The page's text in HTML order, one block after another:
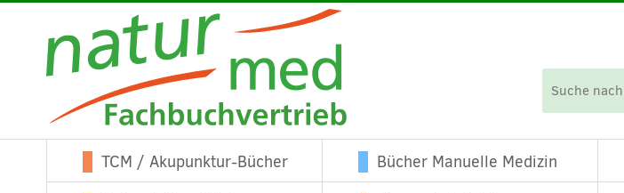
TCM / Akupunktur-Bücher Bücher Manuelle Medizin